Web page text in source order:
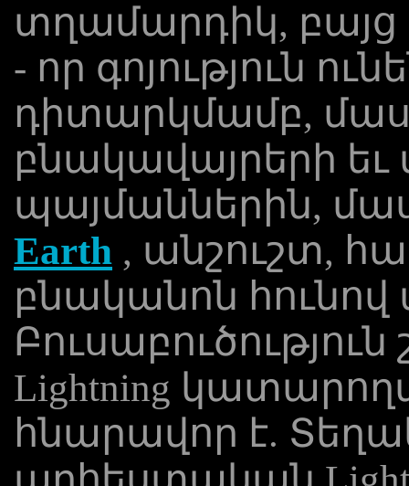
տղամարդիկ, բայց
- որ գոյություն
դիտարկմամբ,
բնակավայրերի
պայմաններին,
Earth , անշուշտ,
բնականոն
Lightning
հնարավոր է.